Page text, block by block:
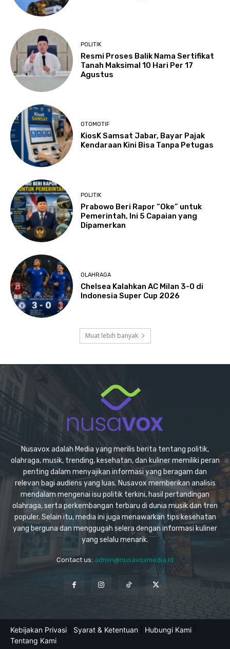
POLITIK
Resmi Proses Balik Nama Sertifikat
Tanah Maksimal 10 Hari Per 17
Agustus
OTOMOTIF
KiosK Samsat Jabar, Bayar Pajak
Kendaraan Kini Bisa Tanpa Petugas
POLITIK
Prabowo Beri Rapor “Oke” untuk
Pemerintah, Ini 5 Capaian yang
Dipamerkan
OLAHRAGA
Chelsea Kalahkan AC Milan 3-0 di
Indonesia Super Cup 2026
Muat lebih banyak
Nusavox adalah Media yang merilis berita tentang politik,
olahraga, musik, trending, kesehatan, dan kuliner memiliki peran
penting dalam menyajikan informasi yang beragam dan
relevan bagi audiens yang luas. Nusavox memberikan analisis
mendalam mengenai isu politik terkini, hasil pertandingan
olahraga, serta perkembangan terbaru di dunia musik dan tren
populer. Selain itu, media ini juga menawarkan tips kesehatan
yang berguna dan menggugah selera dengan informasi kuliner
yang selalu menarik.
Contact us: admin@nusavoxmedia.id
Kebijakan Privasi Syarat & Ketentuan Hubungi Kami
Tentang Kami